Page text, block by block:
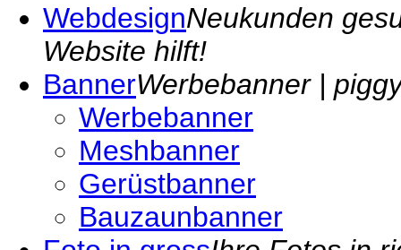
WebdesignNeukunden
Website hilft!
BannerWerbebanner |
Werbebanner
Meshbanner
Gerüstbanner
Bauzaunbanner